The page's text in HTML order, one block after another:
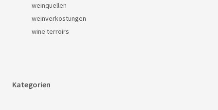
weinquellen
weinverkostungen
wine terroirs
Kategorien